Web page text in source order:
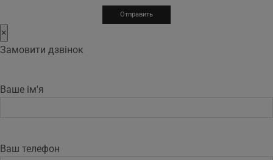
×
Замовити дзвінок
Ваше ім'я
Ваш телефон